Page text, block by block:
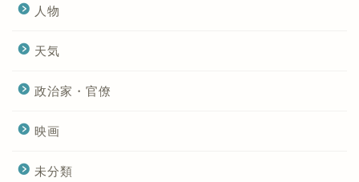
人物
天気
政治家・官僚
映画
未分類